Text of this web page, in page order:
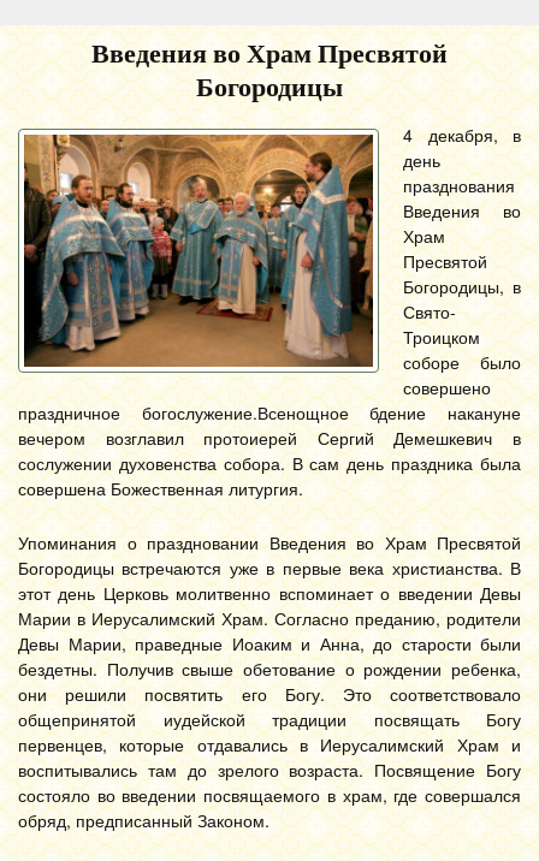
Введения во Храм Пресвятой
Богородицы
4 декабря, в
день
празднования
Введения во
Храм
Пресвятой
Богородицы, в
Свято-
Троицком
соборе было
совершено
праздничное богослужение.Всенощное бдение накануне
вечером возглавил протоиерей Сергий Демешкевич в
сослужении духовенства собора. В сам день праздника была
совершена Божественная литургия.
Упоминания о праздновании Введения во Храм Пресвятой
Богородицы встречаются уже в первые века христианства. В
этот день Церковь молитвенно вспоминает о введении Девы
Марии в Иерусалимский Храм. Согласно преданию, родители
Девы Марии, праведные Иоаким и Анна, до старости были
бездетны. Получив свыше обетование о рождении ребенка,
они решили посвятить его Богу. Это соответствовало
общепринятой иудейской традиции посвящать Богу
первенцев, которые отдавались в Иерусалимский Храм и
воспитывались там до зрелого возраста. Посвящение Богу
состояло во введении посвящаемого в храм, где совершался
обряд, предписанный Законом.